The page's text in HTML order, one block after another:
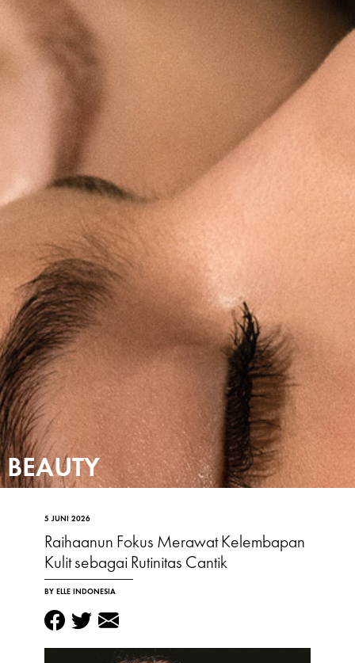
BEAUTY
5 JUNI 2026
Raihaanun Fokus Merawat Kelembapan
Kulit sebagai Rutinitas Cantik
BY ELLE INDONESIA